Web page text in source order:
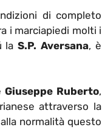
di completo
i marciapiedi molti i
laS.P. Aversana, è
Giuseppe Ruberto,
attraverso la
normalità questo